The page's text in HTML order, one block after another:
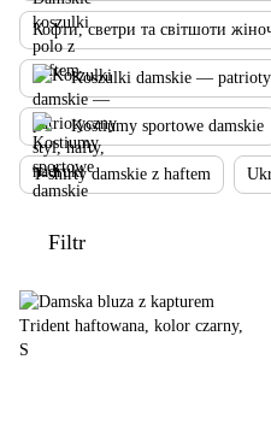
Кофти, светри та світшоти
Koszulki damskie —
Kostiumy sportowe damskie
T-shirty damskie z haftem
Filtr